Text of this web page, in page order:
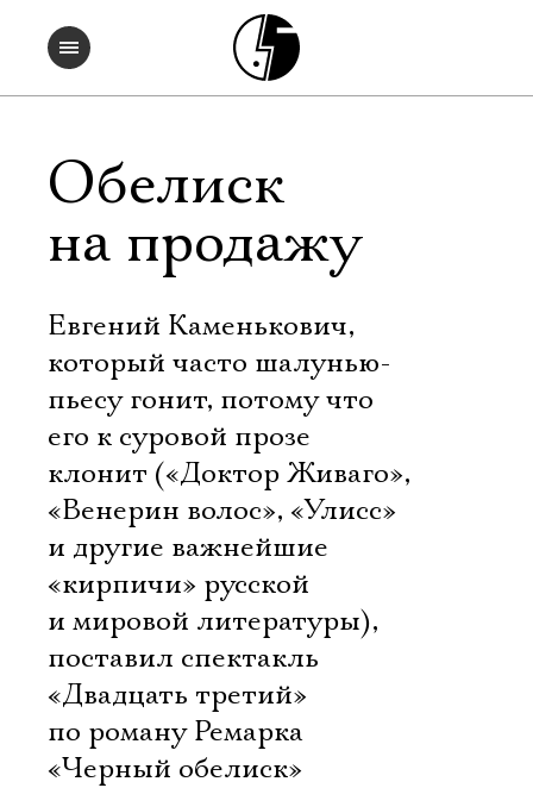
Обелиск
на продажу
Евгений Каменькович,
который часто шалунью-
пьесу гонит, потому что
его к суровой прозе
клонит («Доктор Живаго»,
«Венерин волос», «Улисс»
и другие важнейшие
«кирпичи» русской
и мировой литературы),
поставил спектакль
«Двадцать третий»
по роману Ремарка
«Черный обелиск»